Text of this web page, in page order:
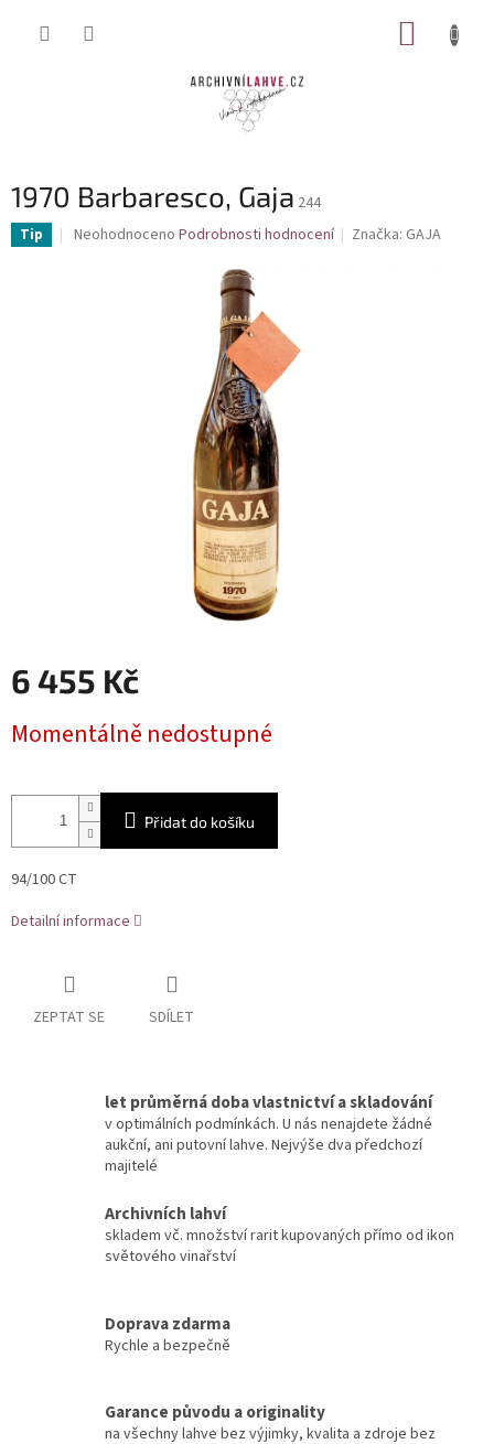
1970 Barbaresco, Gaja 244
Tip
Průměrné
Neohodnoceno Podrobnosti hodnocení Značka: GAJA
6 455 Kč
cena:
Momentálně nedostupné
Přidat do košíku
94/100 CT
Detailní informace
ZEPTAT SE SDÍLET
let průměrná doba vlastnictví a skladování
v optimálních podmínkách. U nás nenajdete žádné
aukční, ani putovní lahve. Nejvýše dva předchozí
majitelé
Archivních lahví
skladem vč. množství rarit kupovaných přímo od ikon
světového vinařství
Doprava zdarma
Rychle a bezpečně
Garance původu a originality
na všechny lahve bez výjimky, kvalita a zdroje bez